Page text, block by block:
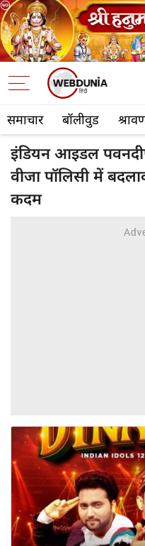
समाचार बॉलीवुड
इंडियन आइडल
वीजा पॉलिसी में
कदम